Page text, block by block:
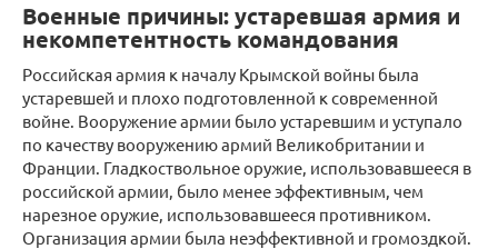
Военные причины: устаревшая армия и
некомпетентность командования
Российская армия к началу Крымской войны была
устаревшей и плохо подготовленной к современной
войне. Вооружение армии было устаревшим и уступало
по качеству вооружению армий Великобритании и
Франции. Гладкоствольное оружие, использовавшееся в
российской армии, было менее эффективным, чем
нарезное оружие, использовавшееся противником.
Организация армии была неэффективной и громоздкой.